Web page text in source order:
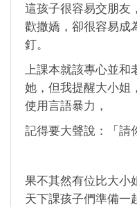
這孩子很容易交朋友
歡撒嬌，卻很容易成
釘。
上課本就該專心並
她，但我提醒大小姐
使用言語暴力，
記得要大聲說：「請
果不其然有位比大小
天下課孩子們準備一